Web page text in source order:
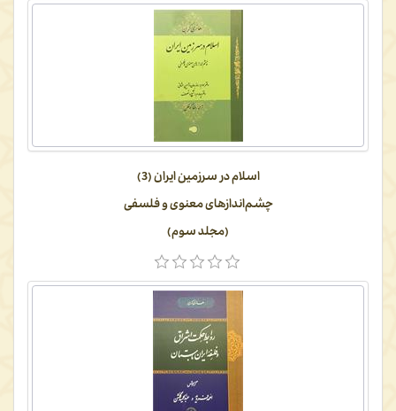
اسلام در سرزمین ایران (3)
چشم‌اندازهای معنوی و فلسفی
(مجلد سوم)